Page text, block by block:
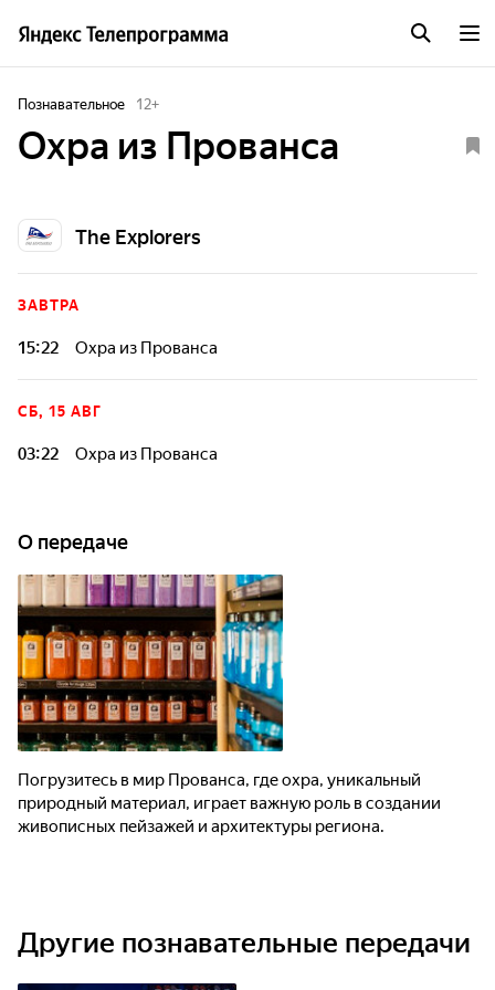
Познавательное 12+
Охра из Прованса
The Explorers
ЗАВТРА
15:22 Охра из Прованса
СБ, 15 АВГ
03:22 Охра из Прованса
О передаче
Погрузитесь в мир Прованса, где охра, уникальный
природный материал, играет важную роль в создании
живописных пейзажей и архитектуры региона.
Другие познавательные передачи